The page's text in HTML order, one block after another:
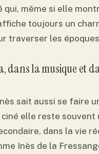
qui, même si elle
toujours un
traverser les
dans la musique et
sait aussi se faire
elle reste souvent
dans la vie
Inès de la